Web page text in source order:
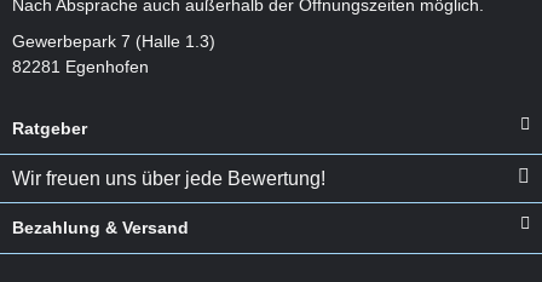
Nach Absprache auch außerhalb der Öffnungszeiten möglich.
Gewerbepark 7 (Halle 1.3)
82281 Egenhofen
Ratgeber
Wir freuen uns über jede Bewertung!
Bezahlung & Versand